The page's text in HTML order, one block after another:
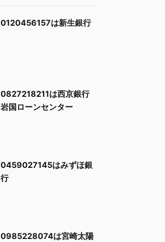
0120456157は新生銀行
0827218211は西京銀行
岩国ローンセンター
0459027145はみずほ銀
行
0985228074は宮崎太陽